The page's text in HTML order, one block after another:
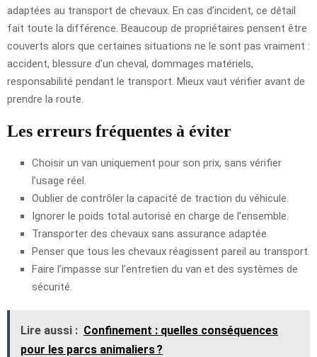
adaptées au transport de chevaux. En cas d’incident, ce détail
fait toute la différence. Beaucoup de propriétaires pensent être
couverts alors que certaines situations ne le sont pas vraiment :
accident, blessure d’un cheval, dommages matériels,
responsabilité pendant le transport. Mieux vaut vérifier avant de
prendre la route.
Les erreurs fréquentes à éviter
Choisir un van uniquement pour son prix, sans vérifier
l’usage réel.
Oublier de contrôler la capacité de traction du véhicule.
Ignorer le poids total autorisé en charge de l’ensemble.
Transporter des chevaux sans assurance adaptée.
Penser que tous les chevaux réagissent pareil au transport.
Faire l’impasse sur l’entretien du van et des systèmes de
sécurité.
Lire aussi : Confinement : quelles conséquences
pour les parcs animaliers ?